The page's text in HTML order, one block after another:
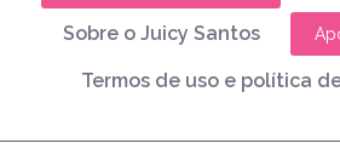
Sobre o Juicy Santos
Termos de uso e política